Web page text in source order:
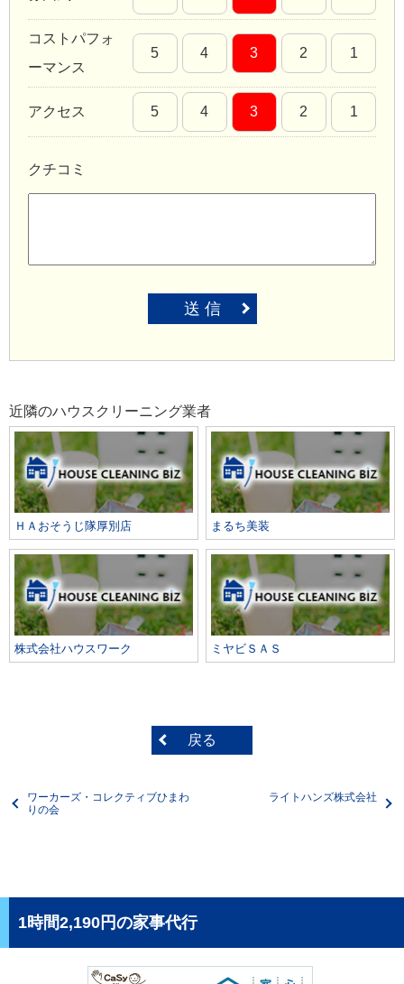
コストパフォ
ーマンス
5 4 3 2 1
アクセス 5 4 3 2 1
クチコミ
送 信
近隣のハウスクリーニング業者
ＨＡおそうじ隊厚別店 まるち美装
株式会社ハウスワーク ミヤビＳＡＳ
戻る
ワーカーズ・コレクティブひまわ
りの会
ライトハンズ株式会社
1時間2,190円の家事代行